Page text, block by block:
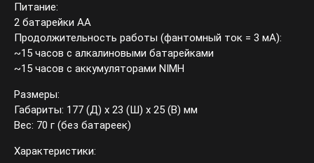
Питание:
2 батарейки АА
Продолжительность работы (фантомный ток = 3 мА):
~15 часов с алкалиновыми батарейками
~15 часов с аккумуляторами NIMH
Размеры:
Габариты: 177 (Д) x 23 (Ш) x 25 (В) мм
Вес: 70 г (без батареек)
Характеристики: